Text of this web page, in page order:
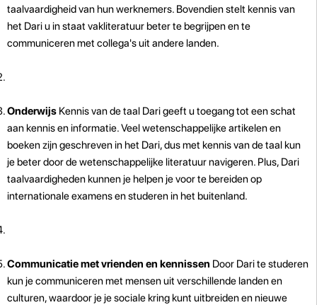
taalvaardigheid van hun werknemers. Bovendien stelt kennis van
het Dari u in staat vakliteratuur beter te begrijpen en te
communiceren met collega's uit andere landen.
Onderwijs Kennis van de taal Dari geeft u toegang tot een schat
aan kennis en informatie. Veel wetenschappelijke artikelen en
boeken zijn geschreven in het Dari, dus met kennis van de taal kun
je beter door de wetenschappelijke literatuur navigeren. Plus, Dari
taalvaardigheden kunnen je helpen je voor te bereiden op
internationale examens en studeren in het buitenland.
Communicatie met vrienden en kennissen Door Dari te studeren
kun je communiceren met mensen uit verschillende landen en
culturen, waardoor je je sociale kring kunt uitbreiden en nieuwe